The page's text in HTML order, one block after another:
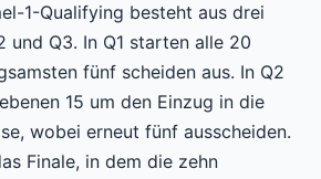
1-Qualifying besteht aus drei
und Q3. In Q1 starten alle 20
fünf scheiden aus. In Q2
15 um den Einzug in die
wobei erneut fünf ausscheiden.
Finale, in dem die zehn